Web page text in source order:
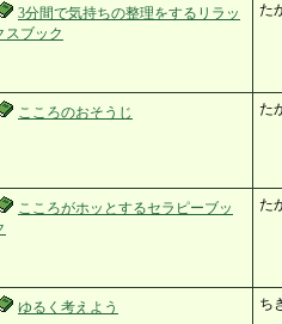
3分間で気持ちの整理をするリラッ
スブック
た
こころのおそうじ た
こころがホッとするセラピーブッ
た
ゆるく考えよう ち